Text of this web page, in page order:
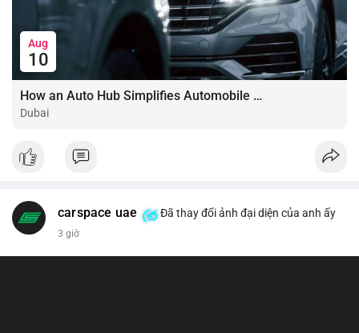
Aug
10
How an Auto Hub Simplifies Automobile Buying Services
Dubai
carspace uae Đã thay đổi ảnh đại diện của anh ấy
3 giờ